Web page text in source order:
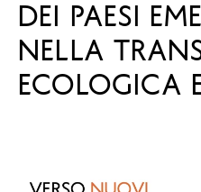
DEI PAESI
NELLA
ECOLOGICA